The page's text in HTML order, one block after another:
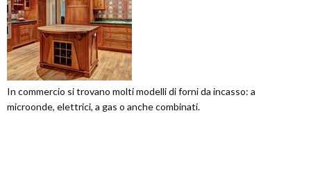
In commercio si trovano molti modelli di forni da incasso: a
microonde, elettrici, a gas o anche combinati.